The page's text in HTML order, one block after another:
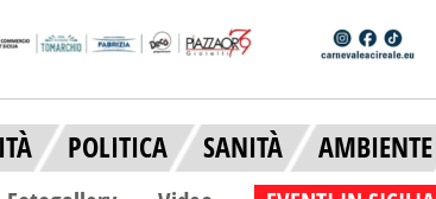
POLITICA SANITÀ AMBIENTE